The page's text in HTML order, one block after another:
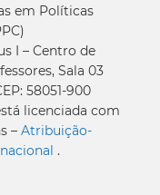
em Políticas
I – Centro de
Sala 03
58051-900
licenciada com
– Atribuição-
.